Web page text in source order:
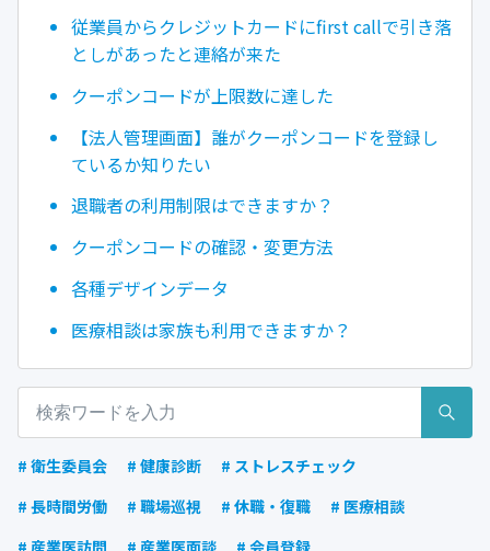
従業員からクレジットカードにfirst callで引き落
としがあったと連絡が来た
クーポンコードが上限数に達した
【法人管理画面】誰がクーポンコードを登録し
ているか知りたい
退職者の利用制限はできますか？
クーポンコードの確認・変更方法
各種デザインデータ
医療相談は家族も利用できますか？
# 衛生委員会 # 健康診断
# ストレスチェック
# 長時間労働
# 職場巡視 # 休職・復職
# 医療相談